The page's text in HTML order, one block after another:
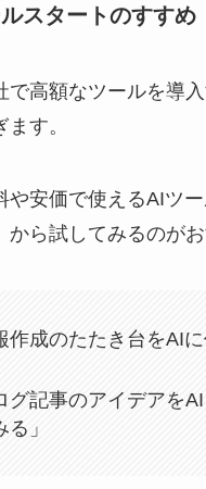
スタートのすすめ
で高額なツールを導
す。
や安価で使えるAIツー
から試してみるのがお
作成のたたき台をAI
グ記事のアイデアを
る」